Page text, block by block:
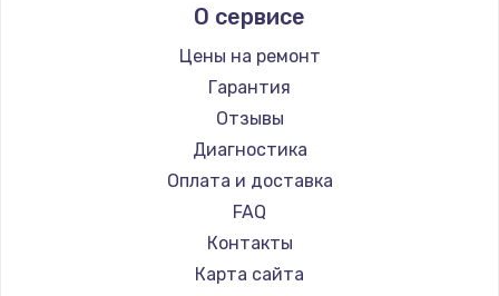
О сервисе
Цены на ремонт
Гарантия
Отзывы
Диагностика
Оплата и доставка
FAQ
Контакты
Карта сайта